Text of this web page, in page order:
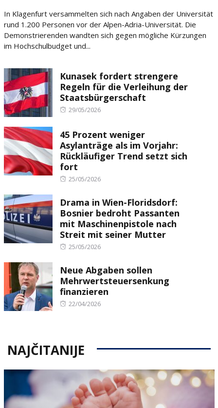
In Klagenfurt versammelten sich nach Angaben der Universität
rund 1.200 Personen vor der Alpen-Adria-Universität. Die
Demonstrierenden wandten sich gegen mögliche Kürzungen
im Hochschulbudget und...
Kunasek fordert strengere
Regeln für die Verleihung der
Staatsbürgerschaft
Posted
29/05/2026
45 Prozent weniger
Asylanträge als im Vorjahr:
Rückläufiger Trend setzt sich
fort
Posted
25/05/2026
Drama in Wien-Floridsdorf:
Bosnier bedroht Passanten
mit Maschinenpistole nach
Streit mit seiner Mutter
Posted
25/05/2026
Neue Abgaben sollen
Mehrwertsteuersenkung
finanzieren
Posted
22/04/2026
NAJČITANIJE